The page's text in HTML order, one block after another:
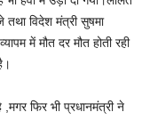
तथा विदेश मंत्री सुषमा
में मौत दर मौत होती रही
फिर भी प्रधानमंत्री ने